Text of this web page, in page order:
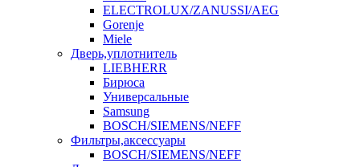
ELECTROLUX/ZANUSSI/AEG
Gorenje
Miele
Дверь,уплотнитель
LIEBHERR
Бирюса
Универсальные
Samsung
BOSCH/SIEMENS/NEFF
Фильтры,аксессуары
BOSCH/SIEMENS/NEFF